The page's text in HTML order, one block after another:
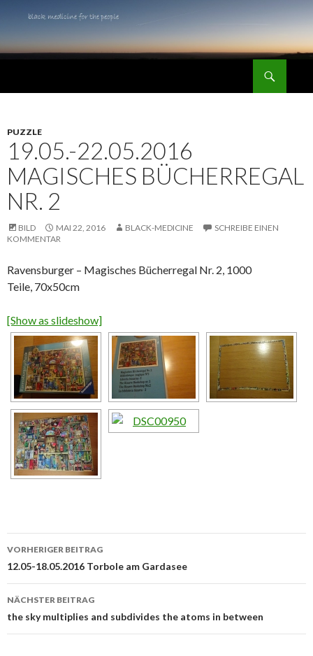
PUZZLE
19.05.-22.05.2016
MAGISCHES BÜCHERREGAL
NR. 2
BILD MAI 22, 2016 BLACK-MEDICINE
SCHREIBE EINEN
KOMMENTAR
Ravensburger – Magisches Bücherregal Nr. 2, 1000
Teile, 70x50cm
[Show as slideshow]
Beitrags-
Navigation
VORHERIGER BEITRAG
12.05-18.05.2016 Torbole am Gardasee
NÄCHSTER BEITRAG
the sky multiplies and subdivides the atoms in between